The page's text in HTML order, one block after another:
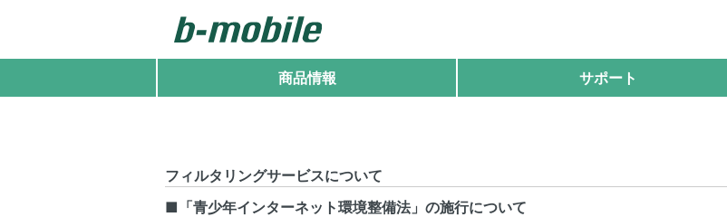
商品情報 サポート
フィルタリングサービスについて
■「青少年インターネット環境整備法」の施行について